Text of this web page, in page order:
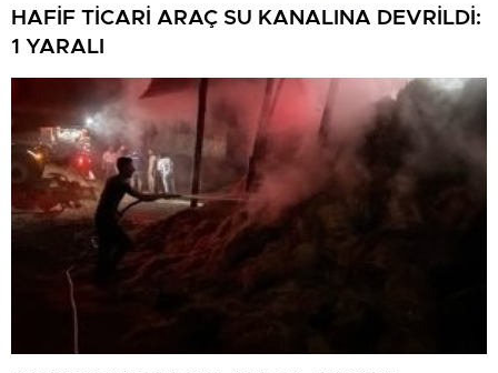
HAFİF TİCARİ ARAÇ SU KANALINA DEVRİLDİ:
1 YARALI